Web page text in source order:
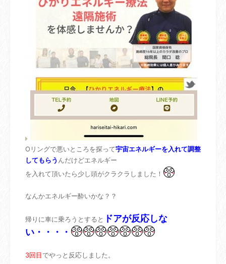
Oリングで悪いところを探って宇宙エネルギーを入れて調整
してもらう んだけどエネルギー
を入れて頂いたら少し頭がクラクラしました！
なんかエネルギー酔いかな？？
帰りに車に乗ろうとすると ドアが反応しな
い・・・・
3回目でやっと反応しました。